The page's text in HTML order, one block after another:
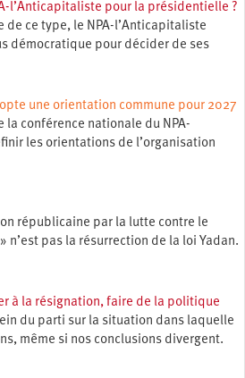
l’Anticapitaliste pour la présidentielle ?
de ce type, le NPA-l’Anticapitaliste
démocratique pour décider de ses
une orientation commune pour 2027
la conférence nationale du NPA-
les orientations de l’organisation
républicaine par la lutte contre le
n’est pas la résurrection de la loi Yadan.
à la résignation, faire de la politique
du parti sur la situation dans laquelle
même si nos conclusions divergent.